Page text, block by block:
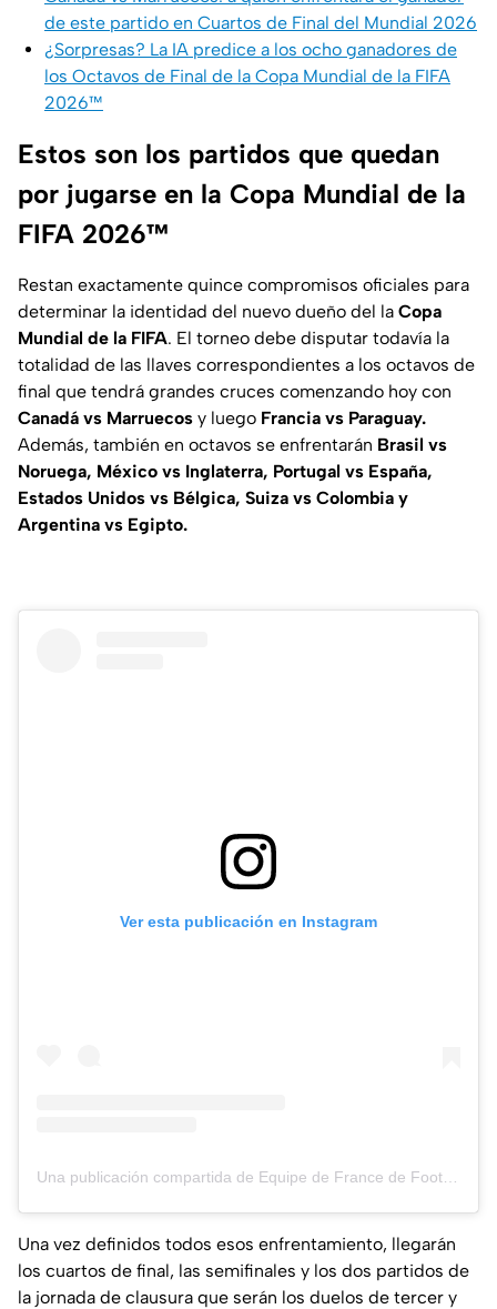
de este partido en Cuartos de Final del Mundial 2026
¿Sorpresas? La IA predice a los ocho ganadores de
los Octavos de Final de la Copa Mundial de la FIFA
2026™
Estos son los partidos que quedan
por jugarse en la Copa Mundial de la
FIFA 2026™
Restan exactamente quince compromisos oficiales para
determinar la identidad del nuevo dueño del la Copa
Mundial de la FIFA. El torneo debe disputar todavía la
totalidad de las llaves correspondientes a los octavos de
final que tendrá grandes cruces comenzando hoy con
Canadá vs Marruecos y luego Francia vs Paraguay.
Además, también en octavos se enfrentarán Brasil vs
Noruega, México vs Inglaterra, Portugal vs España,
Estados Unidos vs Bélgica, Suiza vs Colombia y
Argentina vs Egipto.
Ver esta publicación en Instagram
Una vez definidos todos esos enfrentamiento, llegarán
los cuartos de final, las semifinales y los dos partidos de
la jornada de clausura que serán los duelos de tercer y